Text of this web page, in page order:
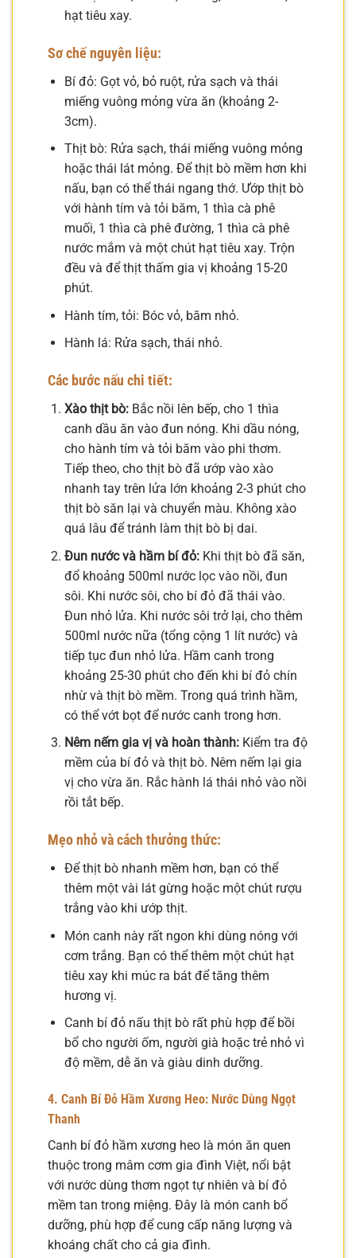
hạt tiêu xay.
Sơ chế nguyên liệu:
Bí đỏ: Gọt vỏ, bỏ ruột, rửa sạch và thái
miếng vuông mỏng vừa ăn (khoảng 2-
3cm).
Thịt bò: Rửa sạch, thái miếng vuông mỏng
hoặc thái lát mỏng. Để thịt bò mềm hơn khi
nấu, bạn có thể thái ngang thớ. Ướp thịt bò
với hành tím và tỏi băm, 1 thìa cà phê
muối, 1 thìa cà phê đường, 1 thìa cà phê
nước mắm và một chút hạt tiêu xay. Trộn
đều và để thịt thấm gia vị khoảng 15-20
phút.
Hành tím, tỏi: Bóc vỏ, băm nhỏ.
Hành lá: Rửa sạch, thái nhỏ.
Các bước nấu chi tiết:
Xào thịt bò:Bắc nồi lên bếp, cho 1 thìa
canh dầu ăn vào đun nóng. Khi dầu nóng,
cho hành tím và tỏi băm vào phi thơm.
Tiếp theo, cho thịt bò đã ướp vào xào
nhanh tay trên lửa lớn khoảng 2-3 phút cho
thịt bò săn lại và chuyển màu. Không xào
quá lâu để tránh làm thịt bò bị dai.
Đun nước và hầm bí đỏ:Khi thịt bò đã săn,
đổ khoảng 500ml nước lọc vào nồi, đun
sôi. Khi nước sôi, cho bí đỏ đã thái vào.
Đun nhỏ lửa. Khi nước sôi trở lại, cho thêm
500ml nước nữa (tổng cộng 1 lít nước) và
tiếp tục đun nhỏ lửa. Hầm canh trong
khoảng 25-30 phút cho đến khi bí đỏ chín
nhừ và thịt bò mềm. Trong quá trình hầm,
có thể vớt bọt để nước canh trong hơn.
Nêm nếm gia vị và hoàn thành:Kiểm tra độ
mềm của bí đỏ và thịt bò. Nêm nếm lại gia
vị cho vừa ăn. Rắc hành lá thái nhỏ vào nồi
rồi tắt bếp.
Mẹo nhỏ và cách thưởng thức:
Để thịt bò nhanh mềm hơn, bạn có thể
thêm một vài lát gừng hoặc một chút rượu
trắng vào khi ướp thịt.
Món canh này rất ngon khi dùng nóng với
cơm trắng. Bạn có thể thêm một chút hạt
tiêu xay khi múc ra bát để tăng thêm
hương vị.
Canh bí đỏ nấu thịt bò rất phù hợp để bồi
bổ cho người ốm, người già hoặc trẻ nhỏ vì
độ mềm, dễ ăn và giàu dinh dưỡng.
4. Canh Bí Đỏ Hầm Xương Heo: Nước Dùng Ngọt
Thanh
Canh bí đỏ hầm xương heo là món ăn quen
thuộc trong mâm cơm gia đình Việt, nổi bật
với nước dùng thơm ngọt tự nhiên và bí đỏ
mềm tan trong miệng. Đây là món canh bổ
dưỡng, phù hợp để cung cấp năng lượng và
khoáng chất cho cả gia đình.